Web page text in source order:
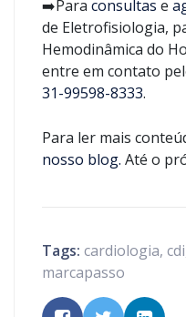
➡️Para consultas e
de Eletrofisiologia,
Hemodinâmica do
entre em contato
31-99598-8333.
Para ler mais
nosso blog. Até o
Tags: cardiologia, cdi
marcapasso